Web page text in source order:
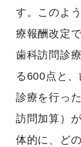
す。このよ
療報酬改定
歯科訪問診
る600点と
診療を行っ
訪問加算）
体的に、ど